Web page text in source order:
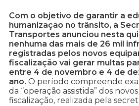
Com o objetivo de garantir a
humanização no trânsito, a
Transportes anunciou nesta
nenhuma das mais de 26 mil
registradas pelos novos
fiscalização vai gerar multas
entre 4 de novembro e 4 de
ano. O período compreende
da “operação assistida” dos
fiscalização, realizada pela